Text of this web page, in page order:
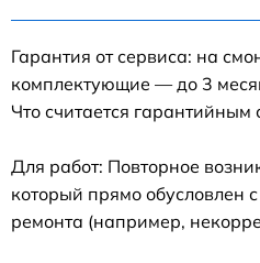
Гарантия от сервиса: на
комплектующие — до 3
Что считается гарантийным
Для работ: Повторное
который прямо обусловлен
ремонта (например,